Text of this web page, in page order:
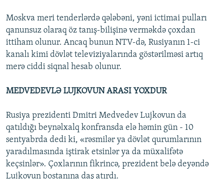
Moskva meri tenderlərdə qələbəni, yəni ictimai pulları
qanunsuz olaraq öz tanış-bilişinə verməkdə çoxdan
ittiham olunur. Ancaq bunun NTV-də, Rusiyanın 1-ci
kanalı kimi dövlət televiziyalarında göstərilməsi artıq
merə ciddi siqnal hesab olunur.
MEDVEDEVLƏ LUJKOVUN ARASI YOXDUR
Rusiya prezidenti Dmitri Medvedev Lujkovun da
qatıldığı beynəlxalq konfransda elə həmin gün - 10
sentyabrda dedi ki, «rəsmilər ya dövlət qurumlarının
yaradılmasında iştirak etsinlər ya da müxalifətə
keçsinlər». Çoxlarının fikrincə, prezident belə deyəndə
Lujkovun bostanına daş atırdı.